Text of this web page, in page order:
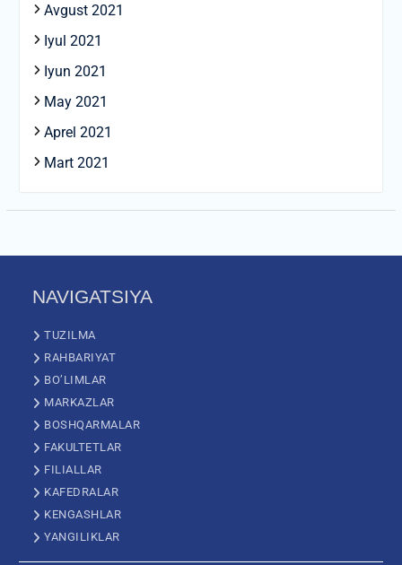
Avgust 2021
Iyul 2021
Iyun 2021
May 2021
Aprel 2021
Mart 2021
NAVIGATSIYA
TUZILMA
RAHBARIYAT
BO’LIMLAR
MARKAZLAR
BOSHQARMALAR
FAKULTETLAR
FILIALLAR
KAFEDRALAR
KENGASHLAR
YANGILIKLAR